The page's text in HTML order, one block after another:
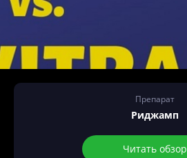
Препарат
Риджамп
Читать обзор